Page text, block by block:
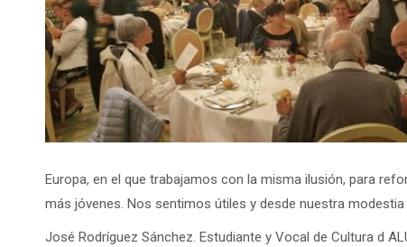
Europa, en el que trabajamos con la misma ilusión, para
más jóvenes. Nos sentimos útiles y desde nuestra
José Rodríguez Sánchez. Estudiante y Vocal de Cultura d